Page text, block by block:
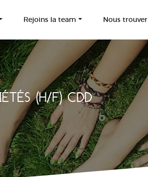
Rejoins la team Nous trouver
(H/F) CDD